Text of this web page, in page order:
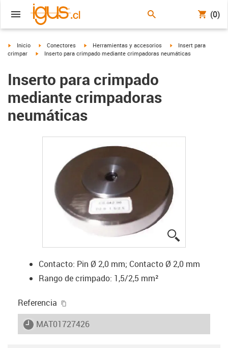
(0)
igus-icon-arrow-right
Inicio igus-icon-arrow-right
Conectores igus-icon-arrow-right
Herramientas y accesorios igus-icon-arrow-right
Insert para
crimpar
igus-icon-arrow-right
Inserto para crimpado mediante crimpadoras neumáticas
Inserto para crimpado
mediante crimpadoras
neumáticas
Contacto: Pin Ø 2,0 mm; Contacto Ø 2,0 mm
Rango de crimpado: 1,5/2,5 mm²
Referencia
igus-icon-lieferzeit
MAT01727426